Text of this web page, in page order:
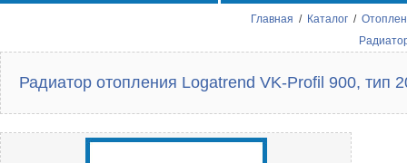
Главная / Каталог /
Радиатор отопления Logatrend VK-Profil 900, тип